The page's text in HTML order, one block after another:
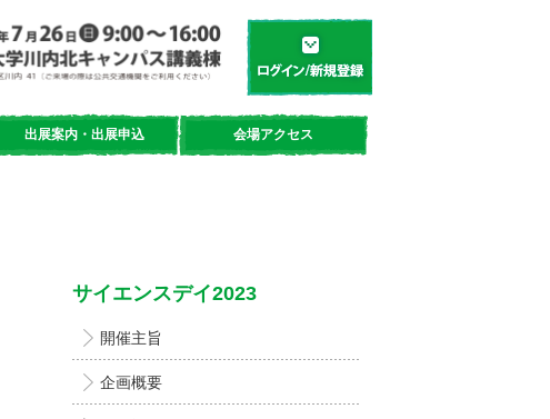
学都「仙台・宮城」サイエンスデイ
出展案内・出展申込 会場アクセス
サイエンスデイ2023
開催主旨
企画概要